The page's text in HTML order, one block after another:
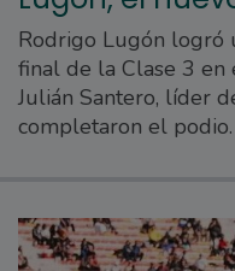
Rodrigo Lugón logró
final de la Clase 3 en
Julián Santero, líder
completaron el podio.